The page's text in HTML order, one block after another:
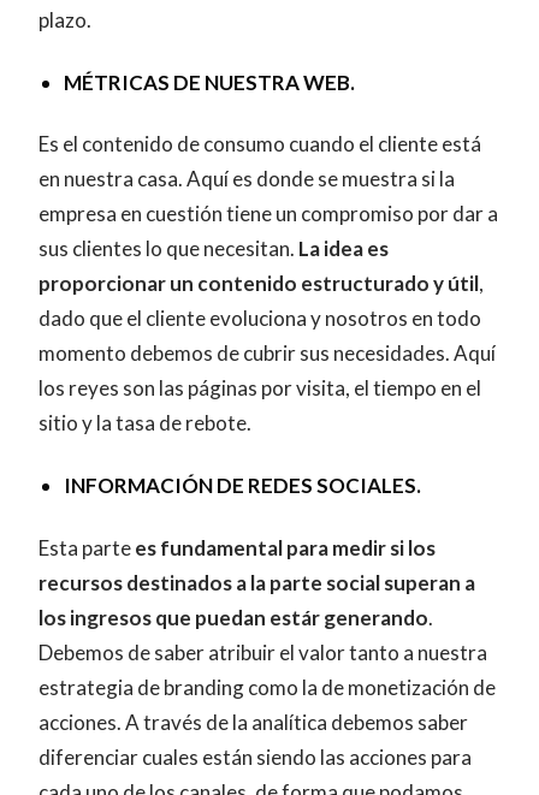
plazo.
MÉTRICAS DE NUESTRA WEB.
Es el contenido de consumo cuando el cliente está
en nuestra casa. Aquí es donde se muestra si la
empresa en cuestión tiene un compromiso por dar a
sus clientes lo que necesitan. La idea es
proporcionar un contenido estructurado y útil,
dado que el cliente evoluciona y nosotros en todo
momento debemos de cubrir sus necesidades. Aquí
los reyes son las páginas por visita, el tiempo en el
sitio y la tasa de rebote.
INFORMACIÓN DE REDES SOCIALES.
Esta partees fundamental para medir si los
recursos destinados a la parte social superan a
los ingresos que puedan estár generando.
Debemos de saber atribuir el valor tanto a nuestra
estrategia de branding como la de monetización de
acciones. A través de la analítica debemos saber
diferenciar cuales están siendo las acciones para